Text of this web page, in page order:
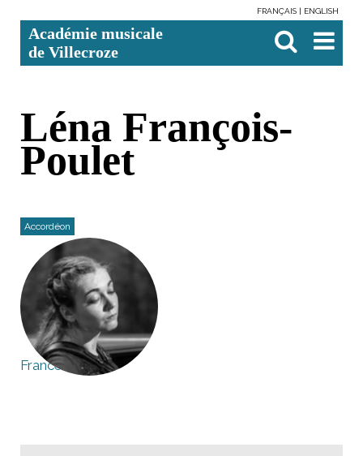
contenu.
Aller
à
personnels
FRANÇAIS ENGLISH
Académie musicale
de Villecroze

avancée…
Léna François-
Poulet
Accordéon
France